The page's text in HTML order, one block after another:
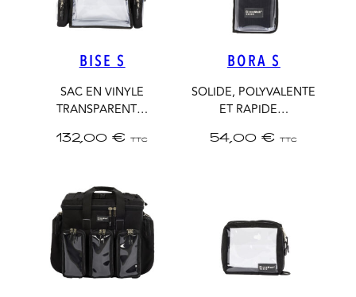
BISE S
SAC EN VINYLE
TRANSPARENT…
132,00€ TTC
BORA S
SOLIDE, POLYVALENTE
ET RAPIDE…
54,00€ TTC